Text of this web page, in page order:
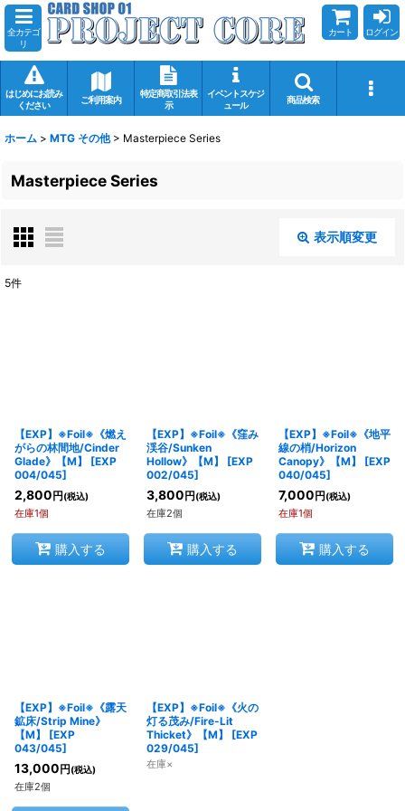
全カテゴ
リ
カート ログイン
はじめにお読み
ください
ご利用案内
特定商取引法表
示
イベントスケジ
ュール
商品検索
ホーム > MTG その他 > Masterpiece Series
Masterpiece Series
表示順変更
絞り込む
5件
【EXP】※Foil※《燃え
がらの林間地/Cinder
Glade》【M】
[EXP
004/045]
2,800 円 (税込)
在庫1個
購入する
【EXP】※Foil※《窪み
渓谷/Sunken
Hollow》【M】
[EXP
002/045]
3,800 円 (税込)
在庫2個
購入する
【EXP】※Foil※《地平
線の梢/Horizon
Canopy》【M】
[EXP
040/045]
7,000 円 (税込)
在庫1個
購入する
【EXP】※Foil※《露天
鉱床/Strip Mine》
【M】
[EXP
043/045]
13,000 円 (税込)
在庫2個
【EXP】※Foil※《火の
灯る茂み/Fire-Lit
Thicket》【M】
[EXP
029/045]
在庫×